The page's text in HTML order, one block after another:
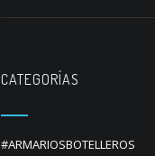
CATEGORÍAS
#ARMARIOSBOTELLEROS